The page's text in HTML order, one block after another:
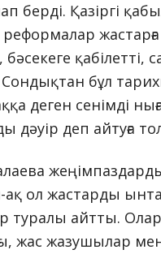
берді. Қазіргі
бәсекеге
Сондықтан бұл
деген сенімді
дәуір деп айтуға
ол жастарды
туралы айтты.
жас жазушылар